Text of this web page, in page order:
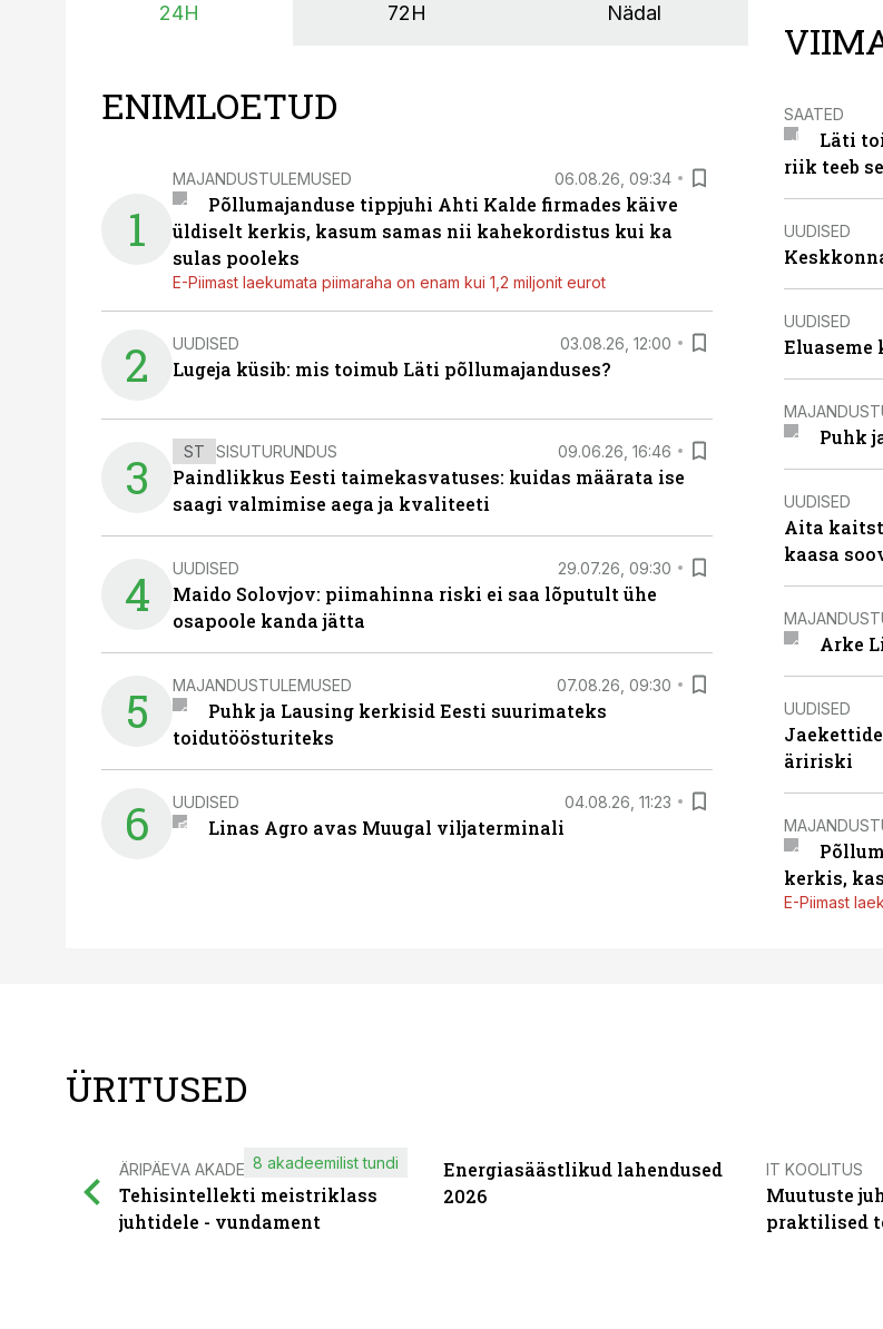
24H 72H Nädal
ENIMLOETUD
1
MAJANDUSTULEMUSED 06.08.26, 09:34
Põllumajanduse tippjuhi Ahti Kalde firmades käive
üldiselt kerkis, kasum samas nii kahekordistus kui ka
sulas pooleks
E-Piimast laekumata piimaraha on enam kui 1,2 miljonit eurot
2 UUDISED 03.08.26, 12:00
Lugeja küsib: mis toimub Läti põllumajanduses?
3 ST SISUTURUNDUS 09.06.26, 16:46
Paindlikkus Eesti taimekasvatuses: kuidas määrata ise
saagi valmimise aega ja kvaliteeti
4 UUDISED 29.07.26, 09:30
Maido Solovjov: piimahinna riski ei saa lõputult ühe
osapoole kanda jätta
5 MAJANDUSTULEMUSED 07.08.26, 09:30
Puhk ja Lausing kerkisid Eesti suurimateks
toidutöösturiteks
6 UUDISED 04.08.26, 11:23
Linas Agro avas Muugal viljaterminali
SAATED
Läti
riik teeb
UUDISED
UUDISED
Eluaseme
Puhk
UUDISED
Aita
kaasa
Arke
UUDISED
äririski
kerkis,
E-Piimast
ÜRITUSED
ÄRIPÄEVA AKADEEMIA
Tehisintellekti meistriklass
juhtidele - vundament
8 akadeemilist tundi
Energiasäästlikud lahendused
2026
IT KOOLITUS
Muutuste
praktilised